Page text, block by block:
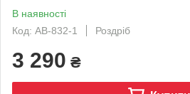
В наявності
Код: AB-832-1
Роздріб
3 290 ₴